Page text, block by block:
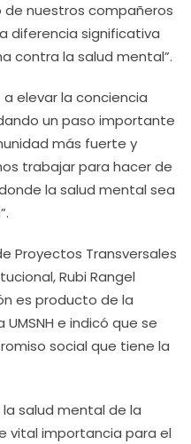
de nuestros compañeros
diferencia significativa
contra la salud mental”.
elevar la conciencia
un paso importante
más fuerte y
trabajar para hacer de
la salud mental sea
Proyectos Transversales
Rubi Rangel
es producto de la
e indicó que se
social que tiene la
salud mental de la
vital importancia para el